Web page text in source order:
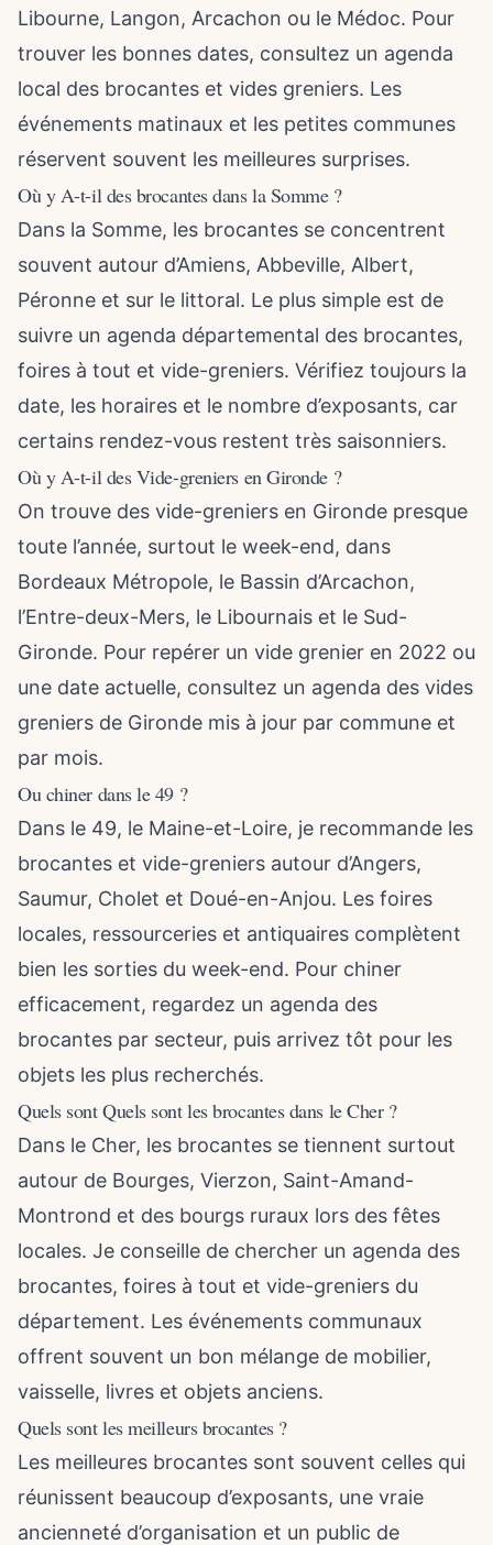
Libourne, Langon, Arcachon ou le Médoc. Pour
trouver les bonnes dates, consultez un agenda
local des brocantes et vides greniers. Les
événements matinaux et les petites communes
réservent souvent les meilleures surprises.
Où y A-t-il des brocantes dans la Somme ?
Dans la Somme, les brocantes se concentrent
souvent autour d’Amiens, Abbeville, Albert,
Péronne et sur le littoral. Le plus simple est de
suivre un agenda départemental des brocantes,
foires à tout et vide-greniers. Vérifiez toujours la
date, les horaires et le nombre d’exposants, car
certains rendez-vous restent très saisonniers.
Où y A-t-il des Vide-greniers en Gironde ?
On trouve des vide-greniers en Gironde presque
toute l’année, surtout le week-end, dans
Bordeaux Métropole, le Bassin d’Arcachon,
l’Entre-deux-Mers, le Libournais et le Sud-
Gironde. Pour repérer un vide grenier en 2022 ou
une date actuelle, consultez un agenda des vides
greniers de Gironde mis à jour par commune et
par mois.
Ou chiner dans le 49 ?
Dans le 49, le Maine-et-Loire, je recommande les
brocantes et vide-greniers autour d’Angers,
Saumur, Cholet et Doué-en-Anjou. Les foires
locales, ressourceries et antiquaires complètent
bien les sorties du week-end. Pour chiner
efficacement, regardez un agenda des
brocantes par secteur, puis arrivez tôt pour les
objets les plus recherchés.
Quels sont Quels sont les brocantes dans le Cher ?
Dans le Cher, les brocantes se tiennent surtout
autour de Bourges, Vierzon, Saint-Amand-
Montrond et des bourgs ruraux lors des fêtes
locales. Je conseille de chercher un agenda des
brocantes, foires à tout et vide-greniers du
département. Les événements communaux
offrent souvent un bon mélange de mobilier,
vaisselle, livres et objets anciens.
Quels sont les meilleurs brocantes ?
Les meilleures brocantes sont souvent celles qui
réunissent beaucoup d’exposants, une vraie
ancienneté d’organisation et un public de